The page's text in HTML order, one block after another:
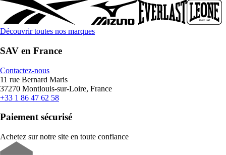
Découvrir toutes nos marques
SAV en France
Contactez-nous
11 rue Bernard Maris
37270 Montlouis-sur-Loire, France
+33 1 86 47 62 58
Paiement sécurisé
Achetez sur notre site en toute confiance